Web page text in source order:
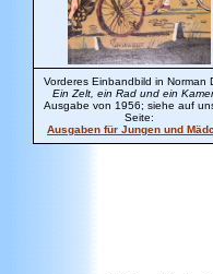
Vorderes Einbandbild in Norman
Ein Zelt, ein Rad und ein
Ausgabe von 1956; siehe auf
Seite:
Ausgaben für Jungen und